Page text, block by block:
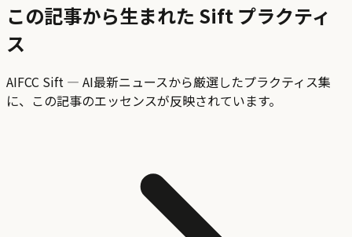
この記事から生まれた Sift プラクティ
ス
AIFCC Sift — AI最新ニュースから厳選したプラクティス集
に、この記事のエッセンスが反映されています。